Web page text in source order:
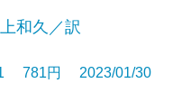
和久／訳
1 781円 2023/01/30